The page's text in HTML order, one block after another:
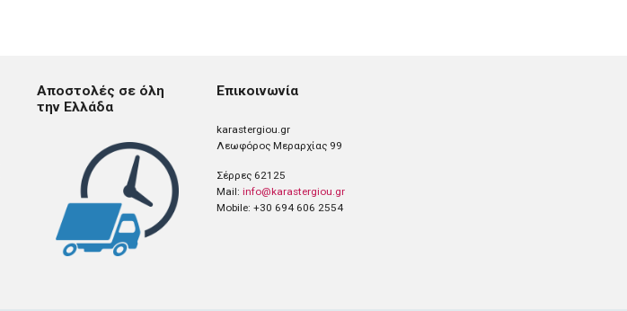
Αποστολές σε όλη
την Ελλάδα
Επικοινωνία
karastergiou.gr
Λεωφόρος Μεραρχίας 99
Σέρρες 62125
Mail: info@karastergiou.gr
Mobile: +30 694 606 2554